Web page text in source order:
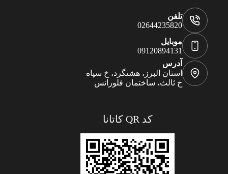
تلفن
02644235820
موبایل
09120894131
آدرس
استان البرز، هشتگرد، خ سپاه
خ ثالث، ساختمان فلورانس
کد QR کاتانا